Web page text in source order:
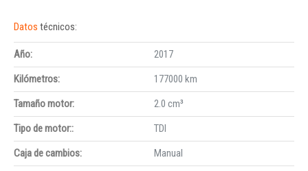
Datos técnicos:
Año:
2017
Kilómetros:
177000 km
Tamaño motor:
2.0 cm³
Tipo de motor::
TDI
Caja de cambios:
Manual